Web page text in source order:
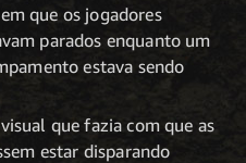
que os jogadores
parados enquanto um
estava sendo
que fazia com que as
estar disparando